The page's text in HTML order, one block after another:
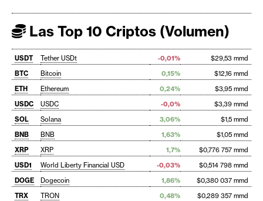
Las Top 10 Criptos (Volumen)
USDT Tether USDt -0,01%
$29,53 mmd
BTC
Bitcoin 0,15%
$12,16 mmd
ETH
Ethereum 0,24%
$3,95 mmd
USDC
USDC -0,0%
$3,39 mmd
SOL
Solana 3,06%
$1,5 mmd
BNB
BNB 1,63%
$1,05 mmd
XRP
XRP 1,7%
$0,776 757 mmd
USD1
World Liberty Financial USD -0,03%
$0,514 798 mmd
DOGE
Dogecoin 1,86%
$0,380 037 mmd
TRX
TRON 0,48% $0,289 357 mmd